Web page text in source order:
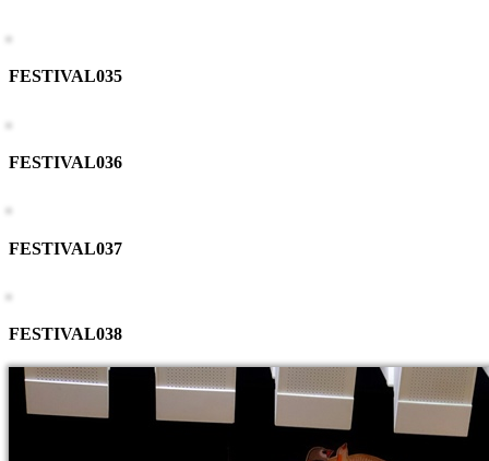
FESTIVAL035
FESTIVAL036
FESTIVAL037
FESTIVAL038